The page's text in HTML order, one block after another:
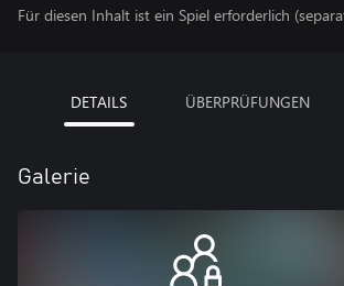
Für diesen Inhalt ist ein Spiel erforderlich
DETAILS ÜBERPRÜFUNGEN
Galerie